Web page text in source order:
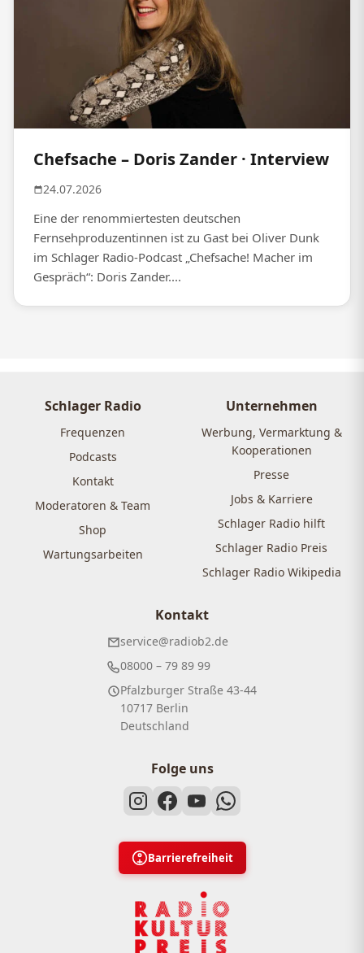
Chefsache – Doris Zander · Interview
24.07.2026
Eine der renommiertesten deutschen
Fernsehproduzentinnen ist zu Gast bei Oliver Dunk
im Schlager Radio-Podcast „Chefsache! Macher im
Gespräch“: Doris Zander....
Schlager Radio
Frequenzen
Podcasts
Kontakt
Moderatoren & Team
Shop
Wartungsarbeiten
Unternehmen
Werbung, Vermarktung &
Kooperationen
Presse
Jobs & Karriere
Schlager Radio hilft
Schlager Radio Preis
Schlager Radio Wikipedia
Kontakt
service@radiob2.de
08000 – 79 89 99
Pfalzburger Straße 43-44
10717 Berlin
Deutschland
Folge uns
Barrierefreiheit